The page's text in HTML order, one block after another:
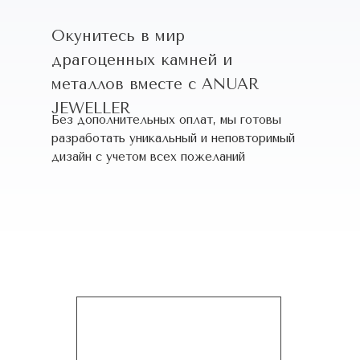
Окунитесь в мир
драгоценных камней и
металлов вместе с ANUAR
JEWELLER
Без дополнительных оплат, мы готовы
разработать уникальный и неповторимый
дизайн c учетом всех пожеланий